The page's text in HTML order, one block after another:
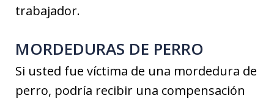
trabajador.
MORDEDURAS DE PERRO
Si usted fue víctima de una mordedura de
perro, podría recibir una compensación